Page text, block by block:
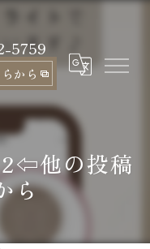
5759
から
他の投稿
ら